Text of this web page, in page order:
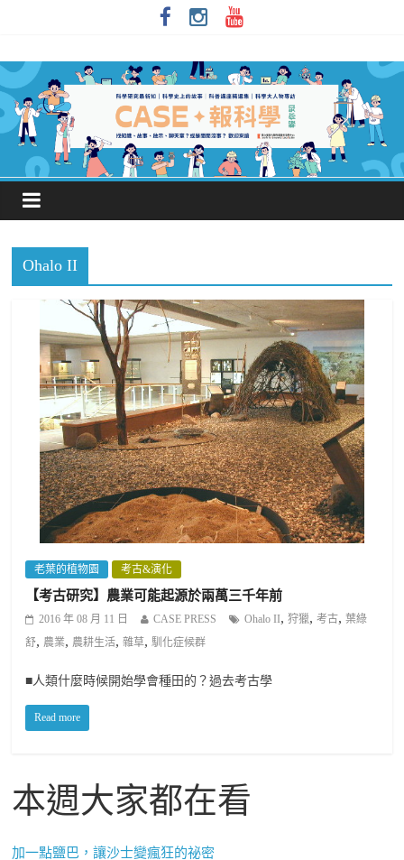
Ohalo II
老葉的植物園 考古&演化
【考古研究】農業可能起源於兩萬三千年前
2016 年 08 月 11 日 CASE PRESS Ohalo II,狩獵,考古,葉綠
舒, 農業, 農耕生活,雜草,馴化症候群
■人類什麼時候開始學會種田的？過去考古學
Read more
本週大家都在看
加一點鹽巴，讓沙士變瘋狂的祕密